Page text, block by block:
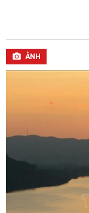
ẢNH